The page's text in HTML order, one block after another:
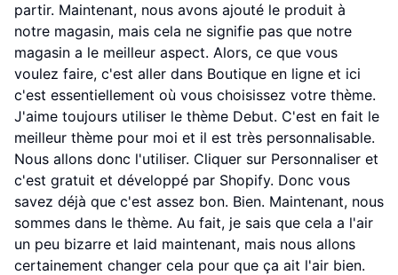
partir. Maintenant, nous avons ajouté le produit à
notre magasin, mais cela ne signifie pas que notre
magasin a le meilleur aspect. Alors, ce que vous
voulez faire, c'est aller dans Boutique en ligne et ici
c'est essentiellement où vous choisissez votre thème.
J'aime toujours utiliser le thème Debut. C'est en fait le
meilleur thème pour moi et il est très personnalisable.
Nous allons donc l'utiliser. Cliquer sur Personnaliser et
c'est gratuit et développé par Shopify. Donc vous
savez déjà que c'est assez bon. Bien. Maintenant, nous
sommes dans le thème. Au fait, je sais que cela a l'air
un peu bizarre et laid maintenant, mais nous allons
certainement changer cela pour que ça ait l'air bien.